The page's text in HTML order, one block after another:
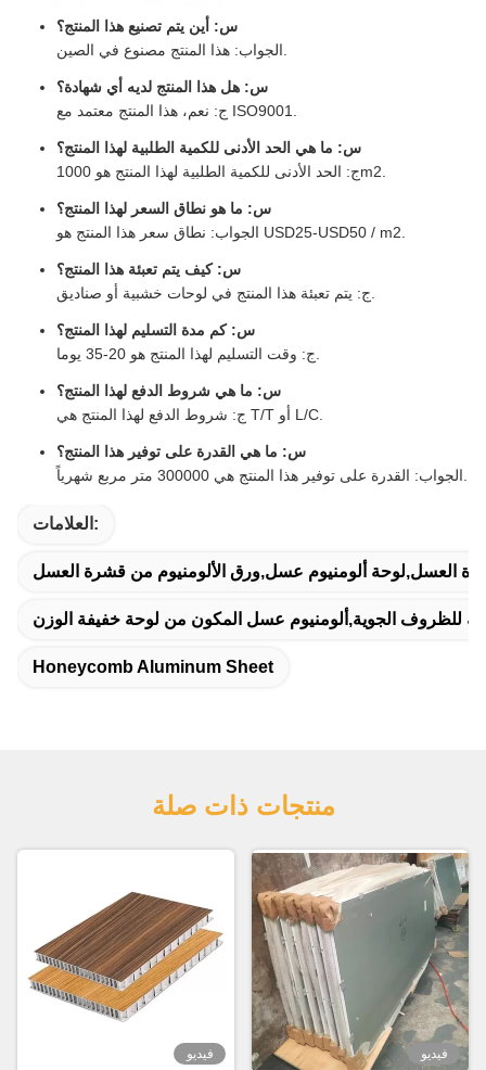
س: أين يتم تصنيع هذا المنتج؟
س: هل هذا المنتج لديه أي شهادة؟
ج: نعم، هذا المنتج معتمد مع ISO9001.
س: ما هي الحد الأدنى للكمية الطلبية لهذا المنتج؟
ج: الحد الأدنى للكمية الطلبية لهذا المنتج هو 1000m2.
س: ما هو نطاق السعر لهذا المنتج؟
الجواب: نطاق سعر هذا المنتج هو USD25-USD50 / m2.
س: كيف يتم تعبئة هذا المنتج؟
س: كم مدة التسليم لهذا المنتج؟
س: ما هي شروط الدفع لهذا المنتج؟
ج: شروط الدفع لهذا المنتج هي T/T أو L/C.
س: ما هي القدرة على توفير هذا المنتج؟
العلامات:
العسل,لوحة ألومنيوم عسل,ورق الألومنيوم من قشرة العسل
للظروف الجوية,ألومنيوم عسل المكون من لوحة خفيفة الوزن
Honeycomb Aluminum Sheet
منتجات ذات صلة
فيديو فيديو